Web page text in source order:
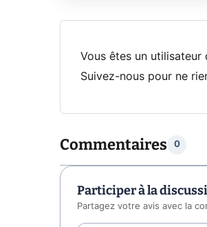
Vous êtes un utilisateur
Suivez-nous pour ne
Commentaires 0
Participer à la
Partagez votre avis avec la